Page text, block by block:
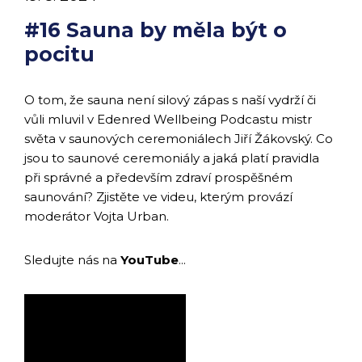
#16 Sauna by měla být o
pocitu
O tom, že sauna není silový zápas s naší vydrží či
vůli mluvil v Edenred Wellbeing Podcastu mistr
světa v saunových ceremoniálech Jiří Žákovský. Co
jsou to saunové ceremoniály a jaká platí pravidla
při správné a především zdraví prospěšném
saunování? Zjistěte ve videu, kterým provází
moderátor Vojta Urban.
Sledujte nás na YouTube...